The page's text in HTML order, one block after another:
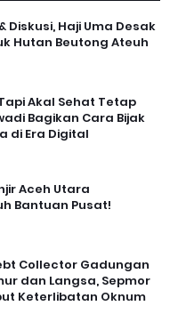
Diskusi, Haji Uma Desak
Hutan Beutong Ateuh
Akal Sehat Tetap
Bagikan Cara Bijak
di Era Digital
Aceh Utara
Bantuan Pusat!
Collector Gadungan
dan Langsa, Sepmor
Keterlibatan Oknum